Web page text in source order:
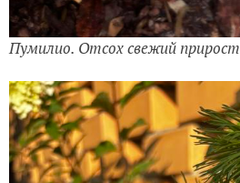
Пумилио. Отсох свежий прирост